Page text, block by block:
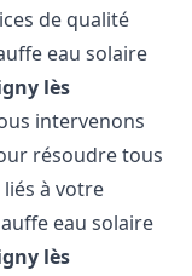
de qualité
eau solaire
lès
intervenons
résoudre tous
à votre
eau solaire
lès